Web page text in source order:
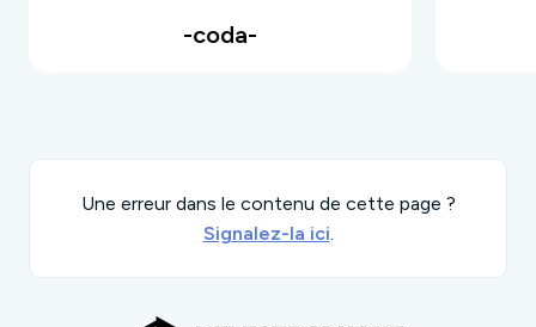
-coda-
Une erreur dans le contenu de cette page ?
Signalez-la ici.